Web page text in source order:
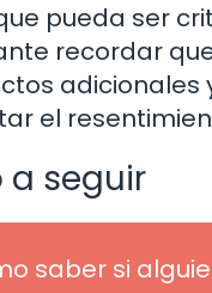
pueda ser
recordar
adicionales
el
a seguir
saber si